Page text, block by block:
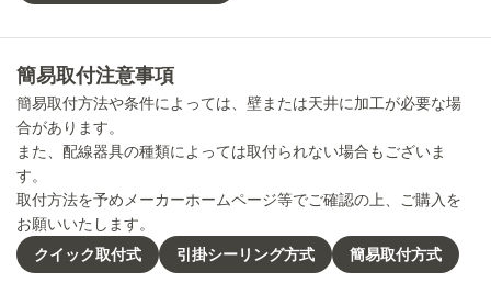
簡易取付注意事項
簡易取付方法や条件によっては、壁または天井に加工が必要な場
合があります。
また、配線器具の種類によっては取付られない場合もございま
す。
取付方法を予めメーカーホームページ等でご確認の上、ご購入を
お願いいたします。
クイック取付式
引掛シーリング方式 簡易取付方式